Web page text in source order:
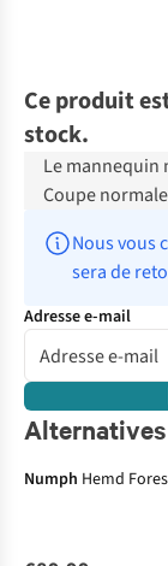
Ce produit
stock.
Le mannequin
Coupe
Nous vous
sera de
Adresse e-mail
Alternatives
Numph Hemd